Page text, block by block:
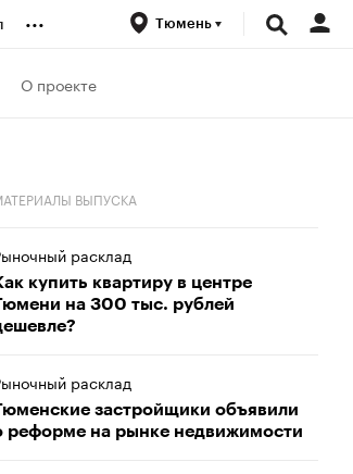
... Тюмень
О проекте
ВЫПУСКА
расклад
купить квартиру в центре
на 300 тыс. рублей
расклад
застройщики объявили
реформе на рынке недвижимости